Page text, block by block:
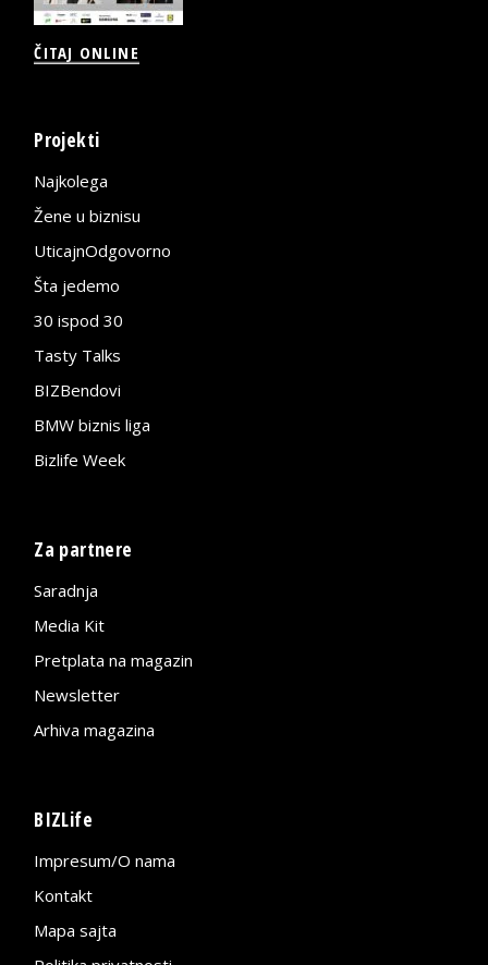
ČITAJ ONLINE
Projekti
Najkolega
Žene u biznisu
UticajnOdgovorno
Šta jedemo
30 ispod 30
Tasty Talks
BIZBendovi
BMW biznis liga
Bizlife Week
Za partnere
Saradnja
Media Kit
Pretplata na magazin
Newsletter
Arhiva magazina
BIZLife
Impresum/O nama
Kontakt
Mapa sajta